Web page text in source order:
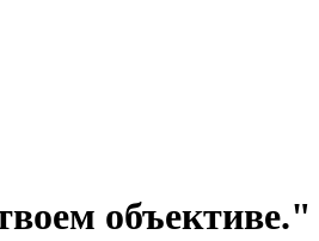
объективе."